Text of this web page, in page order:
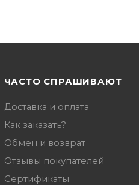
ЧАСТО СПРАШИВАЮТ
Доставка и оплата
Как заказать?
Обмен и возврат
Отзывы покупателей
Сертификаты